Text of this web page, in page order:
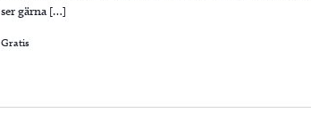
ser gärna […]
Gratis